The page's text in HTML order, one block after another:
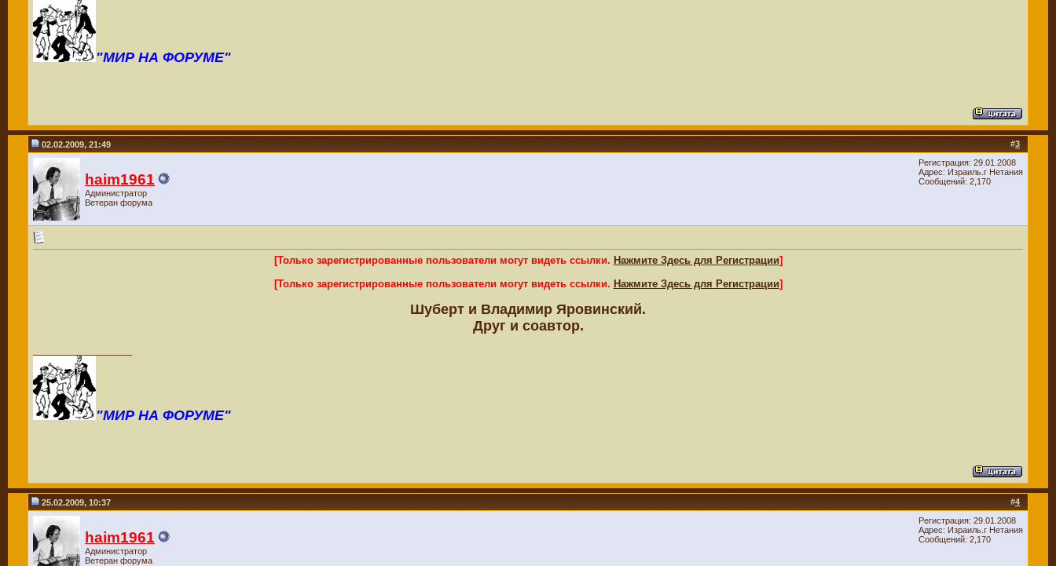
"МИР НА ФОРУМЕ"
#3
02.02.2009, 21:49
haim1961
Администратор
Ветеран форума
Регистрация: 29.01.2008
Адрес: Израиль.г Нетания
Сообщений: 2,170
[Только зарегистрированные пользователи могут видеть ссылки. Нажмите Здесь для Регистрации]
[Только зарегистрированные пользователи могут видеть ссылки. Нажмите Здесь для Регистрации]
Шуберт и Владимир Яровинский.
Друг и соавтор.
"МИР НА ФОРУМЕ"
#4
25.02.2009, 10:37
haim1961
Администратор
Ветеран форума
Регистрация: 29.01.2008
Адрес: Израиль.г Нетания
Сообщений: 2,170